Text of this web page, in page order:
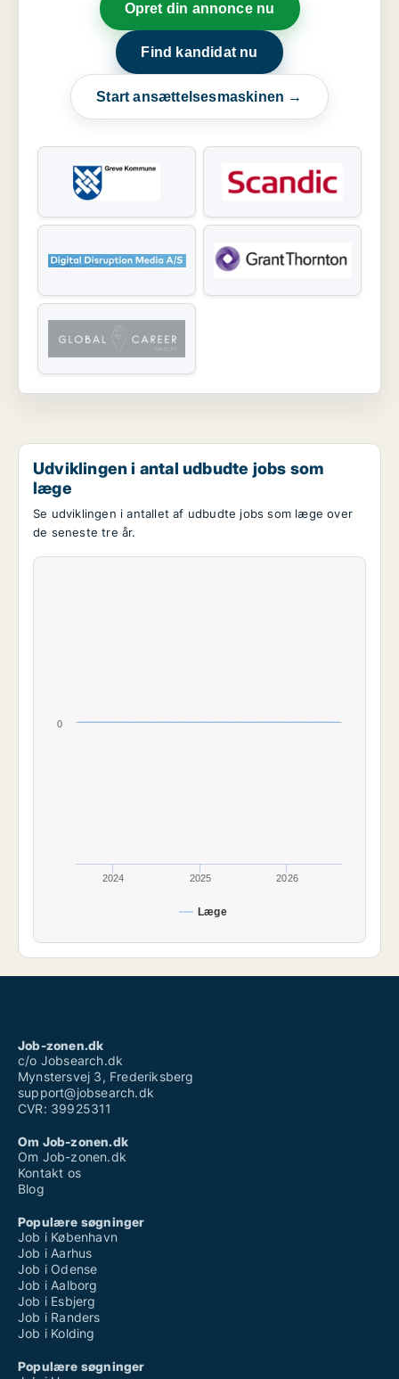
Opret din annonce nu
Find kandidat nu
Start ansættelsesmaskinen →
Udviklingen i antal udbudte jobs som
læge
Se udviklingen i antallet af udbudte jobs som læge over
de seneste tre år.
Læge
2024 2025 2026
0
Job-zonen.dk
c/o Jobsearch.dk
Mynstersvej 3, Frederiksberg
support@jobsearch.dk
CVR: 39925311
Om Job-zonen.dk
Om Job-zonen.dk
Kontakt os
Blog
Populære søgninger
Job i København
Job i Aarhus
Job i Odense
Job i Aalborg
Job i Esbjerg
Job i Randers
Job i Kolding
Populære søgninger